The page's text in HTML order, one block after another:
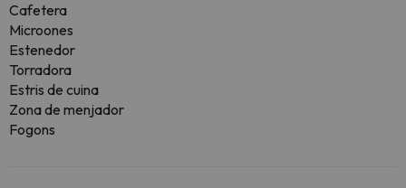
Cafetera
Microones
Estenedor
Torradora
Estris de cuina
Zona de menjador
Fogons